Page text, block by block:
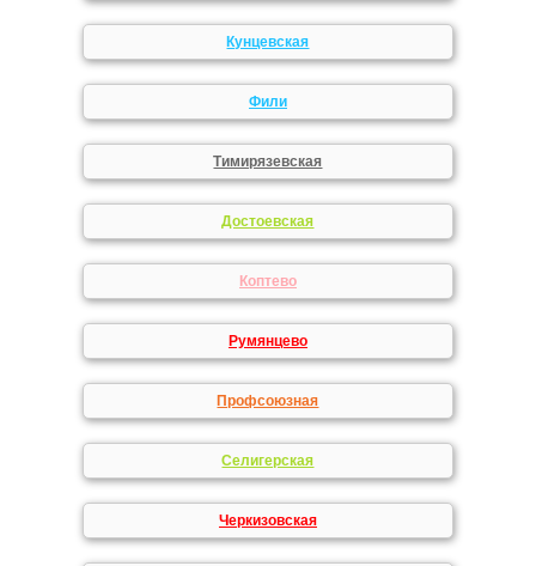
Кунцевская
Фили
Тимирязевская
Достоевская
Коптево
Румянцево
Профсоюзная
Селигерская
Черкизовская